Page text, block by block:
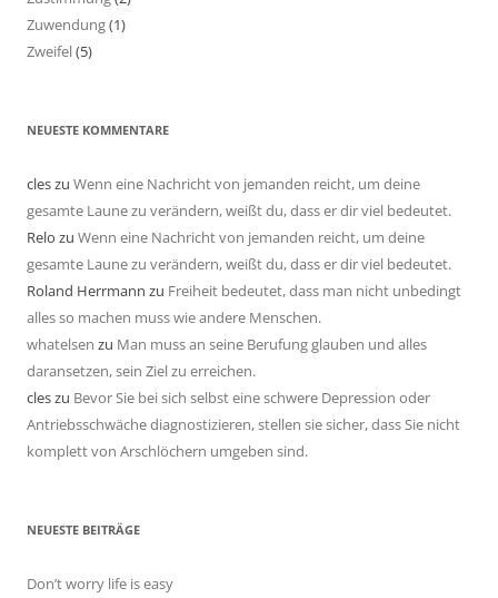
Zuwendung(1)
Zweifel(5)
NEUESTE KOMMENTARE
cleszu Wenn eine Nachricht von jemanden reicht, um deine
gesamte Laune zu verändern, weißt du, dass er dir viel bedeutet.
Relo zu Wenn eine Nachricht von jemanden reicht, um deine
gesamte Laune zu verändern, weißt du, dass er dir viel bedeutet.
Roland Herrmann zu Freiheit bedeutet, dass man nicht unbedingt
alles so machen muss wie andere Menschen.
whatelsen zu Man muss an seine Berufung glauben und alles
daransetzen, sein Ziel zu erreichen.
cleszu Bevor Sie bei sich selbst eine schwere Depression oder
Antriebsschwäche diagnostizieren, stellen sie sicher, dass Sie nicht
komplett von Arschlöchern umgeben sind.
NEUESTE BEITRÄGE
Don’t worry life is easy